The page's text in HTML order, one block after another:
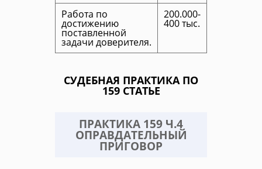
Работа по
достижению
поставленной
задачи доверителя.
200.000-
400 тыс.
СУДЕБНАЯ ПРАКТИКА ПО
159 СТАТЬЕ
ПРАКТИКА 159 Ч.4
ОПРАВДАТЕЛЬНЫЙ
ПРИГОВОР